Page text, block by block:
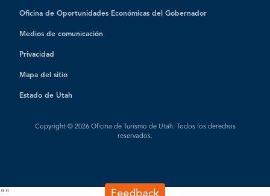
Oficina de Oportunidades Económicas del Gobernador
Medios de comunicación
Privacidad
Mapa del sitio
Estado de Utah
Copyright © 2026 Oficina de Turismo de Utah. Todos los derechos
reservados.